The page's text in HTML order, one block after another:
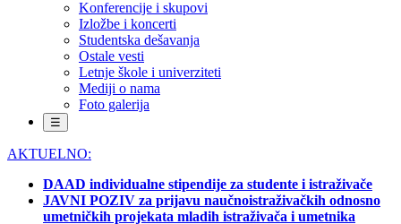
Konferencije i skupovi
Izložbe i koncerti
Studentska dešavanja
Ostale vesti
Letnje škole i univerziteti
Mediji o nama
Foto galerija
☰
AKTUELNO:
DAAD individualne stipendije za studente i istraživače
JAVNI POZIV za prijavu naučnoistraživačkih odnosno
umetničkih projekata mladih istraživača i umetnika